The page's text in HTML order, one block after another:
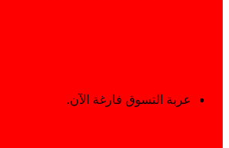
إستعراض
عربة التسوق فارغة الآن.